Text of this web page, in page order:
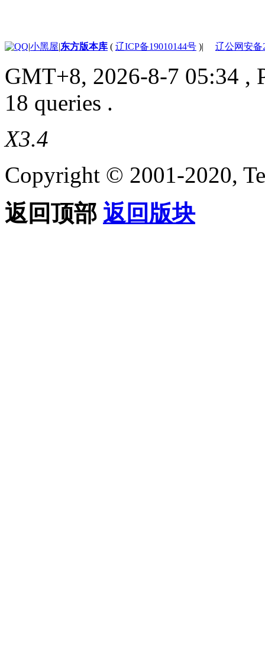
|小黑屋|东方版本库 ( 辽ICP备19010144号 )| 辽公网安备
GMT+8, 2026-8-7 05:34 ,
18 queries .
X3.4
Copyright © 2001-2020,
返回顶部 返回版块